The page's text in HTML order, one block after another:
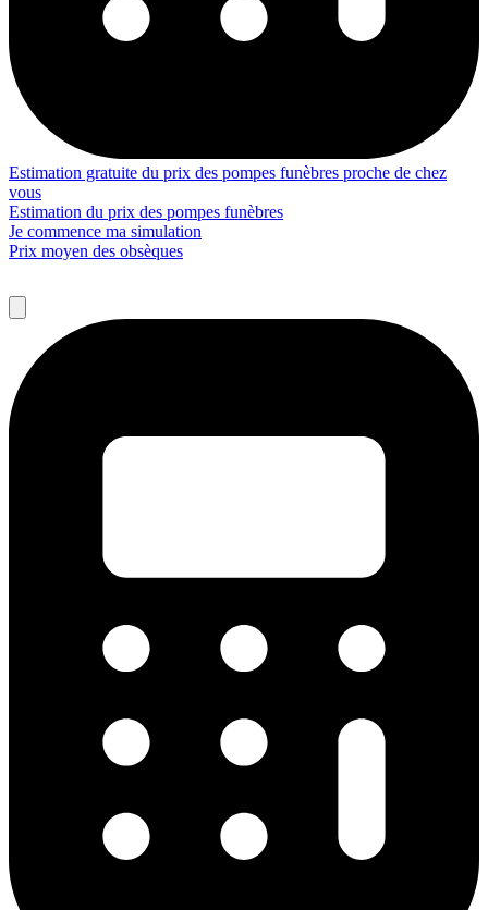
Estimation gratuite du prix des pompes funèbres proche de chez
vous
Estimation du prix des pompes funèbres
Je commence ma simulation
Prix moyen des obsèques